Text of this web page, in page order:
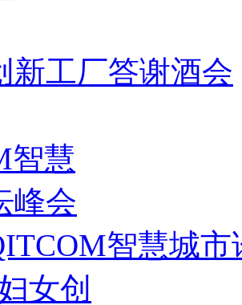
新工厂答谢酒会
智慧城市